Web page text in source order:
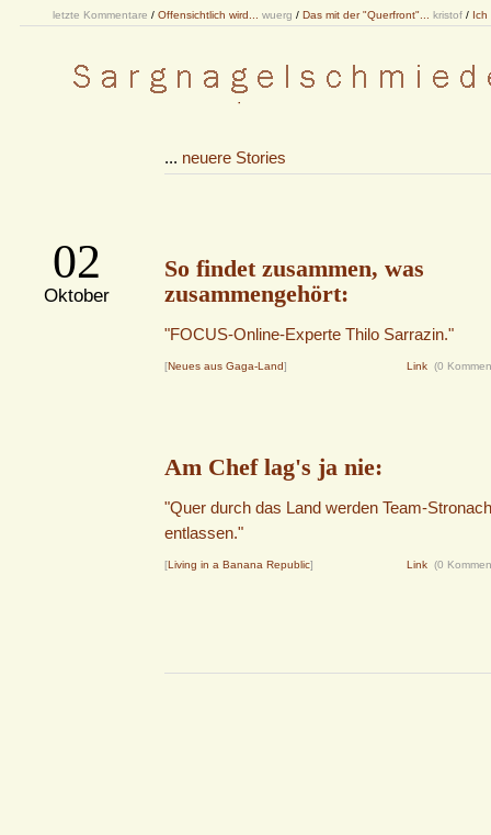
letzte Kommentare / Offensichtlich wird... wuerg / Das mit der "Querfront"... kristof / Ich
... neuere Stories
02
Oktober
So findet zusammen, was
zusammengehört:
"FOCUS-Online-Experte Thilo Sarrazin."
[Neues aus Gaga-Land] Link (0
Am Chef lag's ja nie:
"Quer durch das Land werden Team-
entlassen."
[Living in a Banana Republic] Link (0